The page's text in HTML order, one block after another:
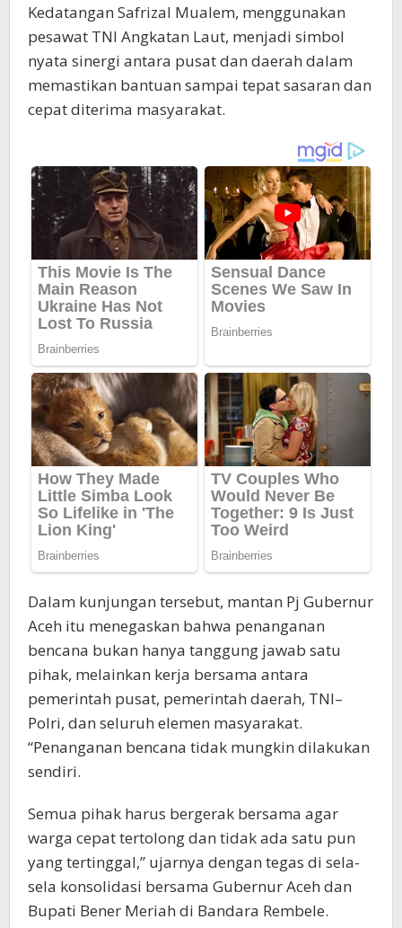
Kedatangan Safrizal Mualem, menggunakan
pesawat TNI Angkatan Laut, menjadi simbol
nyata sinergi antara pusat dan daerah dalam
memastikan bantuan sampai tepat sasaran dan
cepat diterima masyarakat.
Dalam kunjungan tersebut, mantan Pj Gubernur
Aceh itu menegaskan bahwa penanganan
bencana bukan hanya tanggung jawab satu
pihak, melainkan kerja bersama antara
pemerintah pusat, pemerintah daerah, TNI–
Polri, dan seluruh elemen masyarakat.
“Penanganan bencana tidak mungkin dilakukan
sendiri.
Semua pihak harus bergerak bersama agar
warga cepat tertolong dan tidak ada satu pun
yang tertinggal,” ujarnya dengan tegas di sela-
sela konsolidasi bersama Gubernur Aceh dan
Bupati Bener Meriah di Bandara Rembele.